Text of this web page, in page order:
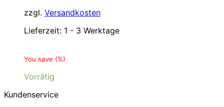
zzgl. Versandkosten
Lieferzeit: 1 - 3 Werktage
You save (%)
Vorrätig
Kundenservice